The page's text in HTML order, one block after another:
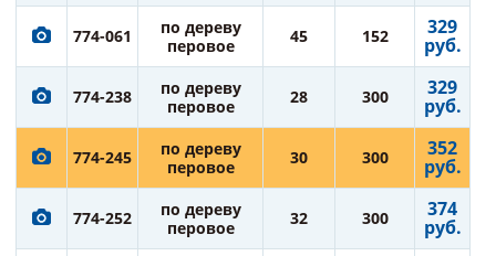
774-061
по дереву
перовое
45 152 329
руб.
774-238
по дереву
перовое
28 300 329
руб.
774-245
по дереву
перовое
30 300 352
руб.
774-252
по дереву
перовое
32 300 374
руб.